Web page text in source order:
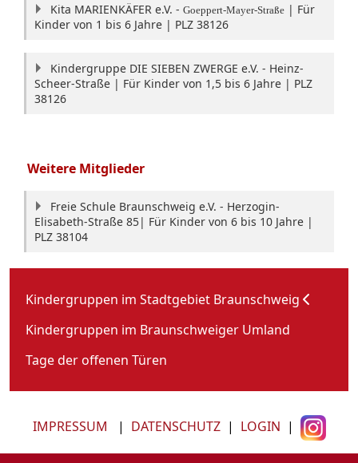
Kita MARIENKÄFER e.V. - Goeppert-Mayer-Straße | Für
Kinder von 1 bis 6 Jahre | PLZ 38126
Kindergruppe DIE SIEBEN ZWERGE e.V. - Heinz-
Scheer-Straße | Für Kinder von 1,5 bis 6 Jahre | PLZ
38126
Weitere Mitglieder
Freie Schule Braunschweig e.V. - Herzogin-
Elisabeth-Straße 85| Für Kinder von 6 bis 10 Jahre |
PLZ 38104
Kindergruppen im Stadtgebiet Braunschweig
Kindergruppen im Braunschweiger Umland
Tage der offenen Türen
IMPRESSUM | DATENSCHUTZ| LOGIN |